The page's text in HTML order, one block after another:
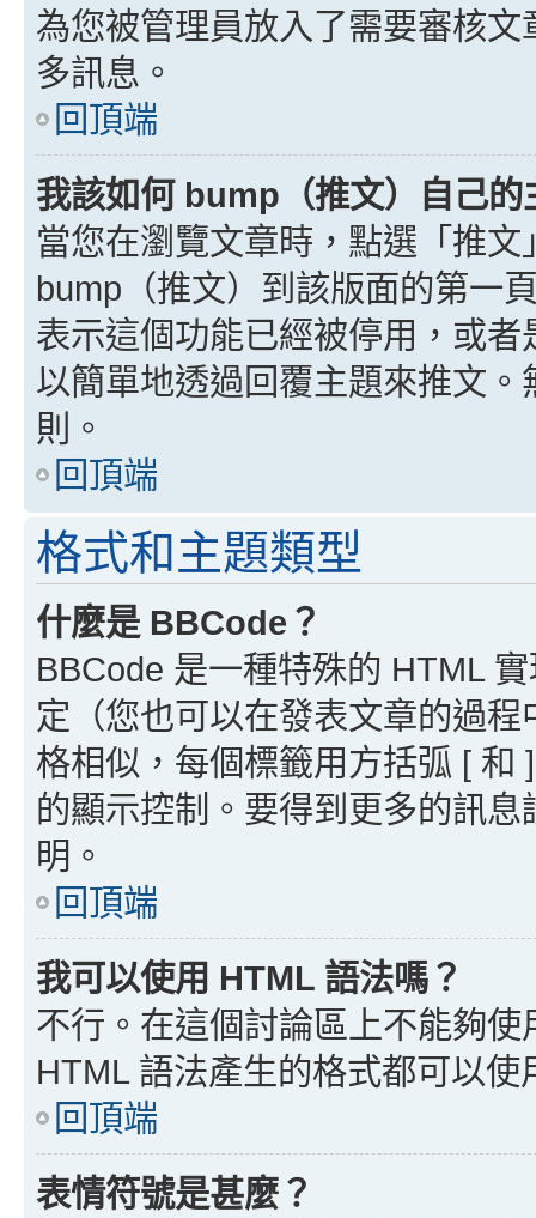
為您被管理員放入了需要審核
多訊息。
回頂端
我該如何 bump（推文）自己的
當您在瀏覽文章時，點選「推
bump（推文）到該版面的第一
表示這個功能已經被停用，或
以簡單地透過回覆主題來推文
則。
回頂端
格式和主題類型
什麼是 BBCode？
BBCode 是一種特殊的 HTML
定（您也可以在發表文章的過
格相似，每個標籤用方括弧 [ 和
的顯示控制。要得到更多的訊
明。
回頂端
我可以使用 HTML 語法嗎？
不行。在這個討論區上不能夠
HTML 語法產生的格式都可以
回頂端
表情符號是甚麼？